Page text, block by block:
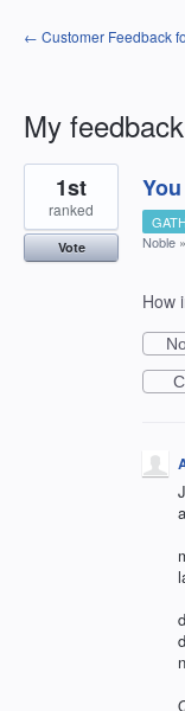
← Customer Feedback
My feedback
1
result
found
1st
ranked
Vote
Noble »
How